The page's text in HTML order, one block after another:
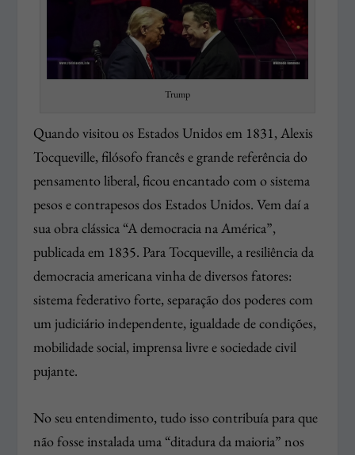
Trump
Quando visitou os Estados Unidos em 1831, Alexis
Tocqueville, filósofo francês e grande referência do
pensamento liberal, ficou encantado com o sistema
pesos e contrapesos dos Estados Unidos. Vem daí a
sua obra clássica “A democracia na América”,
publicada em 1835. Para Tocqueville, a resiliência da
democracia americana vinha de diversos fatores:
sistema federativo forte, separação dos poderes com
um judiciário independente, igualdade de condições,
mobilidade social, imprensa livre e sociedade civil
pujante.
No seu entendimento, tudo isso contribuía para que
não fosse instalada uma “ditadura da maioria” nos